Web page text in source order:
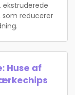
reducerer
Huse af